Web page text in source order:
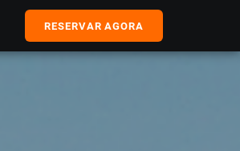
RESERVAR AGORA